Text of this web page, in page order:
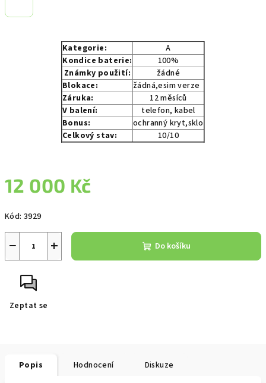
Kategorie:
A
Kondice baterie:
100%
Známky použití:
žádné
Blokace:
žádná,esim verze
Záruka:
12 měsíců
V balení:
telefon, kabel
Bonus:
ochranný kryt,sklo
Celkový stav:
10/10
12 000 Kč
cena:
Kód: 3929
+
− Do košíku
Zeptat se
Popis Hodnocení Diskuze